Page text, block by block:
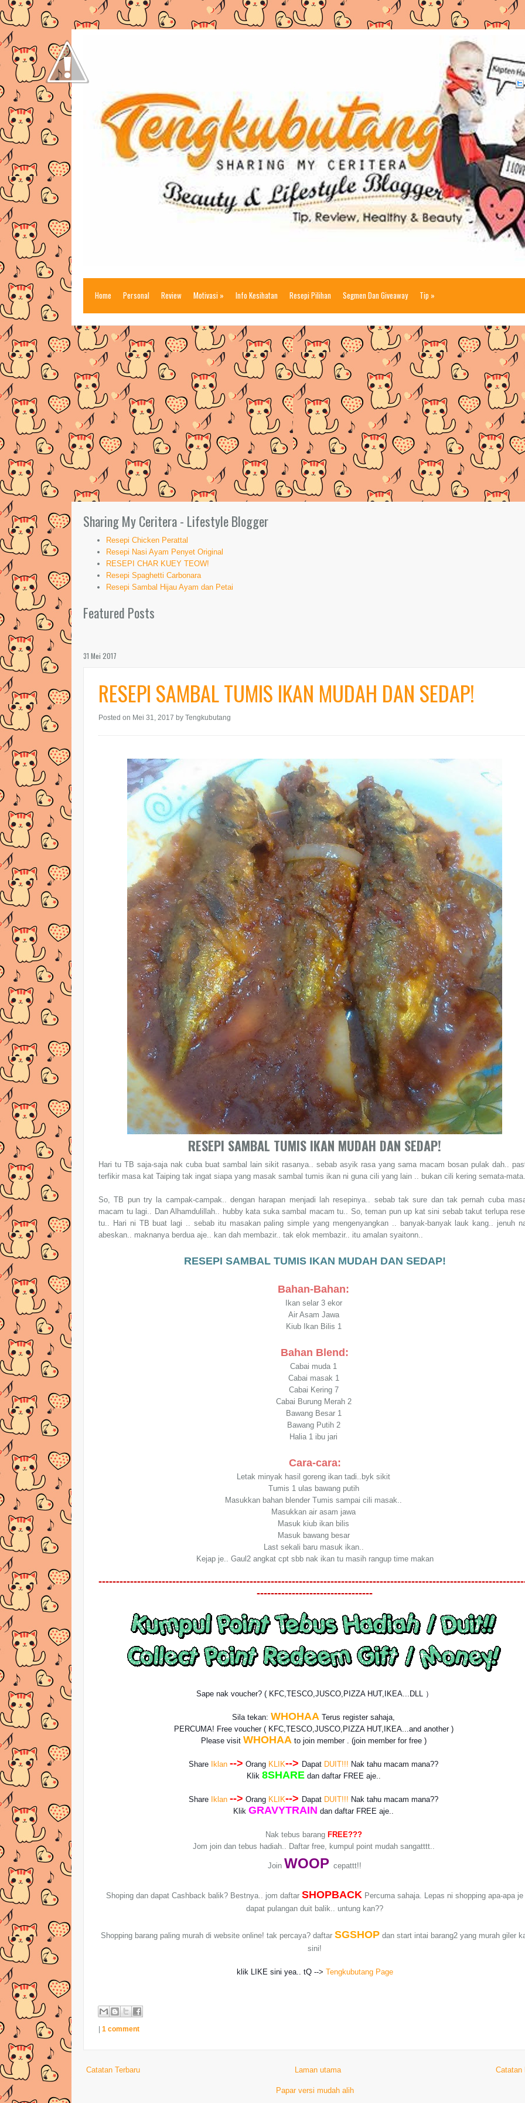
Home Personal Review Motivasi » Info Kesihatan Resepi Pilihan Segmen Dan Giveaway Tip »
Sharing My Ceritera - Lifestyle Blogger
Resepi Chicken Perattal
Resepi Nasi Ayam Penyet Original
RESEPI CHAR KUEY TEOW!
Resepi Spaghetti Carbonara
Resepi Sambal Hijau Ayam dan Petai
Featured Posts
31 Mei 2017
RESEPI SAMBAL TUMIS IKAN MUDAH DAN SEDAP!
Posted on Mei 31, 2017 by Tengkubutang
RESEPI SAMBAL TUMIS IKAN MUDAH DAN SEDAP!
Hari tu TB saja-saja nak cuba buat sambal lain sikit rasanya.. sebab asyik rasa yang sama macam bosan pulak dah..
terfikir masa kat Taiping tak ingat siapa yang masak sambal tumis ikan ni guna cili yang lain .. bukan cili kering semata-
So, TB pun try la campak-campak.. dengan harapan menjadi lah resepinya.. sebab tak sure dan tak pernah cuba
macam tu lagi.. Dan Alhamdulillah.. hubby kata suka sambal macam tu.. So, teman pun up kat sini sebab takut terlupa
tu.. Hari ni TB buat lagi .. sebab itu masakan paling simple yang mengenyangkan .. banyak-banyak lauk kang.. jenuh
abeskan.. maknanya berdua aje.. kan dah membazir.. tak elok membazir.. itu amalan syaitonn..
RESEPI SAMBAL TUMIS IKAN MUDAH DAN SEDAP!
Bahan-Bahan:
Ikan selar 3 ekor
Air Asam Jawa
Kiub Ikan Bilis 1
Bahan Blend:
Cabai muda 1
Cabai masak 1
Cabai Kering 7
Cabai Burung Merah 2
Bawang Besar 1
Bawang Putih 2
Halia 1 ibu jari
Cara-cara:
Letak minyak hasil goreng ikan tadi..byk sikit
Tumis 1 ulas bawang putih
Masukkan bahan blender Tumis sampai cili masak..
Masukkan air asam jawa
Masuk kiub ikan bilis
Masuk bawang besar
Last sekali baru masuk ikan..
Kejap je.. Gaul2 angkat cpt sbb nak ikan tu masih rangup time makan
---------------------------------
Sape nak voucher? ( KFC,TESCO,JUSCO,PIZZA HUT,IKEA...DLL ）
Sila tekan: WHOHAA Terus register sahaja,
PERCUMA! Free voucher ( KFC,TESCO,JUSCO,PIZZA HUT,IKEA...and another )
Please visit WHOHAAto join member . (join member for free )
Share Iklan --> Orang KLIK--> Dapat DUIT!!! Nak tahu macam mana??
Klik 8SHAREdan daftar FREEaje..
Share Iklan --> Orang KLIK--> Dapat DUIT!!! Nak tahu macam mana??
Klik GRAVYTRAIN dan daftar FREE aje..
Nak tebus barang FREE???
Jom join dan tebus hadiah.. Daftar free, kumpul point mudah sangatttt..
Join WOOP cepattt!!
Shoping dan dapat Cashback balik? Bestnya.. jom daftar SHOPBACK Percuma sahaja. Lepas ni shopping apa-apa je
dapat pulangan duit balik.. untung kan??
Shopping barang paling murah di website online! tak percaya? daftar SGSHOPdan start intai barang2 yang murah giler
sini!
klik LIKE sini yea.. tQ --> Tengkubutang Page
| 1 comment
Catatan Terbaru Catatan
Laman utama
Papar versi mudah alih